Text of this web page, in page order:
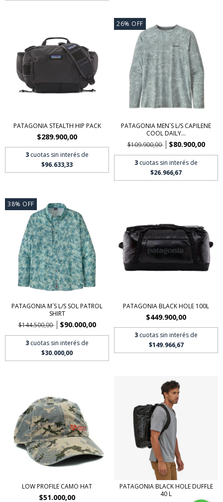
PATAGONIA STEALTH HIP PACK
$289.900,00
3 cuotas sin interés de
$96.633,33
26% OFF
PATAGONIA MEN´S L/S CAPILENE
COOL DAILY...
$109.900,00
$80.900,00
3 cuotas sin interés de
$26.966,67
38% OFF
PATAGONIA M´S L/S SOL PATROL
SHIRT
$144.500,00
$90.000,00
3 cuotas sin interés de
$30.000,00
PATAGONIA BLACK HOLE 100L
$449.900,00
3 cuotas sin interés de
$149.966,67
LOW PROFILE CAMO HAT
$51.000,00
PATAGONIA BLACK HOLE DUFFLE
40 L